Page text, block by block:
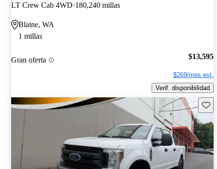
LT Crew Cab 4WD 180,240 millas
Blaine, WA
1 millas
Gran oferta $13,595
$269/mes est.
Verif. disponibilidad